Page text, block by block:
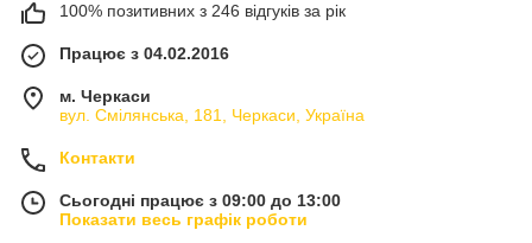
100% позитивних з 246 відгуків за рік
Працює з 04.02.2016
м. Черкаси
вул. Смілянська, 181, Черкаси, Україна
Контакти
Сьогодні працює з 09:00 до 13:00
Показати весь графік роботи